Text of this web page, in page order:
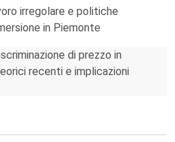
irregolare e politiche
in Piemonte
di prezzo in
recenti e implicazioni